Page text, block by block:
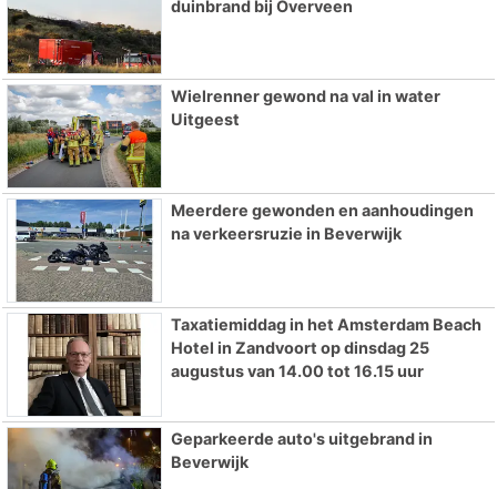
duinbrand bij Overveen
Wielrenner gewond na val in water
Uitgeest
Meerdere gewonden en aanhoudingen
na verkeersruzie in Beverwijk
Taxatiemiddag in het Amsterdam Beach
Hotel in Zandvoort op dinsdag 25
augustus van 14.00 tot 16.15 uur
Geparkeerde auto's uitgebrand in
Beverwijk